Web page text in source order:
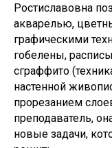
Ростиславовна
акварелью,
графическими
гобелены,
сграффито
настенной
прорезанием
преподаватель,
новые задачи,